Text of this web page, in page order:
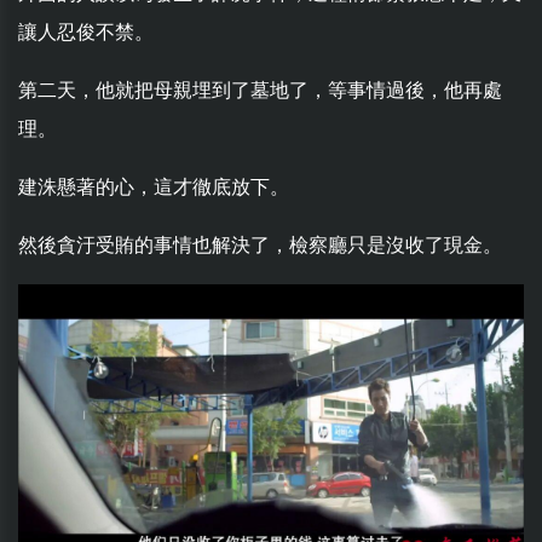
讓人忍俊不禁。
第二天，他就把母親埋到了墓地了，等事情過後，他再處
理。
建洙懸著的心，這才徹底放下。
然後貪汙受賄的事情也解決了，檢察廳只是沒收了現金。